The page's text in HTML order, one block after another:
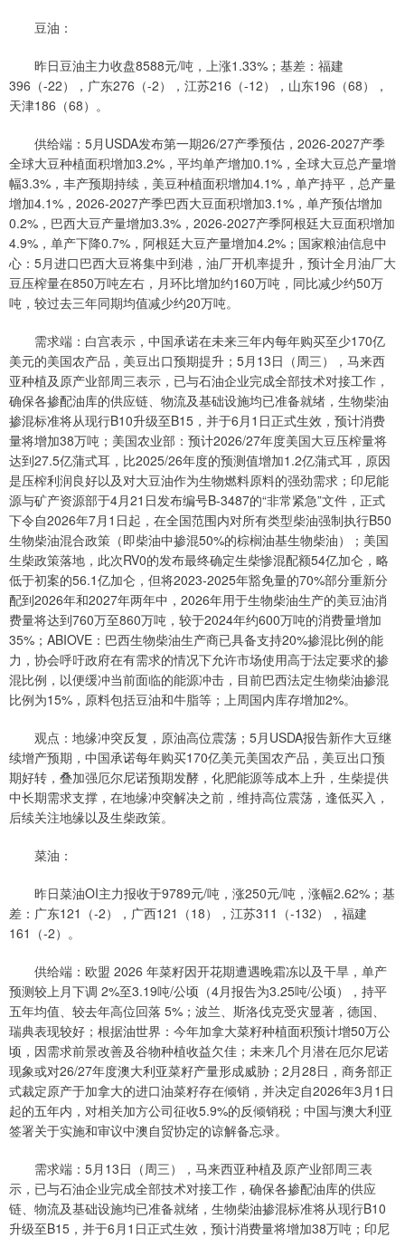
豆油：
昨日豆油主力收盘8588元/吨，上涨1.33%；基差：福建
396（-22），广东276（-2），江苏216（-12），山东196（68），
天津186（68）。
供给端：5月USDA发布第一期26/27产季预估，2026-2027产季
全球大豆种植面积增加3.2%，平均单产增加0.1%，全球大豆总产量增
幅3.3%，丰产预期持续，美豆种植面积增加4.1%，单产持平，总产量
增加4.1%，2026-2027产季巴西大豆面积增加3.1%，单产预估增加
0.2%，巴西大豆产量增加3.3%，2026-2027产季阿根廷大豆面积增加
4.9%，单产下降0.7%，阿根廷大豆产量增加4.2%；国家粮油信息中
心：5月进口巴西大豆将集中到港，油厂开机率提升，预计全月油厂大
豆压榨量在850万吨左右，月环比增加约160万吨，同比减少约50万
吨，较过去三年同期均值减少约20万吨。
需求端：白宫表示，中国承诺在未来三年内每年购买至少170亿
美元的美国农产品，美豆出口预期提升；5月13日（周三），马来西
亚种植及原产业部周三表示，已与石油企业完成全部技术对接工作，
确保各掺配油库的供应链、物流及基础设施均已准备就绪，生物柴油
掺混标准将从现行B10升级至B15，并于6月1日正式生效，预计消费
量将增加38万吨；美国农业部：预计2026/27年度美国大豆压榨量将
达到27.5亿蒲式耳，比2025/26年度的预测值增加1.2亿蒲式耳，原因
是压榨利润良好以及对大豆油作为生物燃料原料的强劲需求；印尼能
源与矿产资源部于4月21日发布编号B-3487的“非常紧急”文件，正式
下令自2026年7月1日起，在全国范围内对所有类型柴油强制执行B50
生物柴油混合政策（即柴油中掺混50%的棕榈油基生物柴油）；美国
生柴政策落地，此次RV0的发布最终确定生柴惨混配额54亿加仑，略
低于初案的56.1亿加仑，但将2023-2025年豁免量的70%部分重新分
配到2026年和2027年两年中，2026年用于生物柴油生产的美豆油消
费量将达到760万至860万吨，较于2024年约600万吨的消费量增加
35%；ABIOVE：巴西生物柴油生产商已具备支持20%掺混比例的能
力，协会呼吁政府在有需求的情况下允许市场使用高于法定要求的掺
混比例，以便缓冲当前面临的能源冲击，目前巴西法定生物柴油掺混
比例为15%，原料包括豆油和牛脂等；上周国内库存增加2%。
观点：地缘冲突反复，原油高位震荡；5月USDA报告新作大豆继
续增产预期，中国承诺每年购买170亿美元美国农产品，美豆出口预
期好转，叠加强厄尔尼诺预期发酵，化肥能源等成本上升，生柴提供
中长期需求支撑，在地缘冲突解决之前，维持高位震荡，逢低买入，
后续关注地缘以及生柴政策。
菜油：
昨日菜油OI主力报收于9789元/吨，涨250元/吨，涨幅2.62%；基
差：广东121（-2），广西121（18），江苏311（-132），福建
161（-2）。
供给端：欧盟 2026 年菜籽因开花期遭遇晚霜冻以及干旱，单产
预测较上月下调 2%至3.19吨/公顷（4月报告为3.25吨/公顷），持平
五年均值、较去年高位回落 5%；波兰、斯洛伐克受灾显著，德国、
瑞典表现较好；根据油世界：今年加拿大菜籽种植面积预计增50万公
顷，因需求前景改善及谷物种植收益欠佳；未来几个月潜在厄尔尼诺
现象或对26/27年度澳大利亚菜籽产量形成威胁；2月28日，商务部正
式裁定原产于加拿大的进口油菜籽存在倾销，并决定自2026年3月1日
起的五年内，对相关加方公司征收5.9%的反倾销税；中国与澳大利亚
签署关于实施和审议中澳自贸协定的谅解备忘录。
需求端：5月13日（周三），马来西亚种植及原产业部周三表
示，已与石油企业完成全部技术对接工作，确保各掺配油库的供应
链、物流及基础设施均已准备就绪，生物柴油掺混标准将从现行B10
升级至B15，并于6月1日正式生效，预计消费量将增加38万吨；印尼